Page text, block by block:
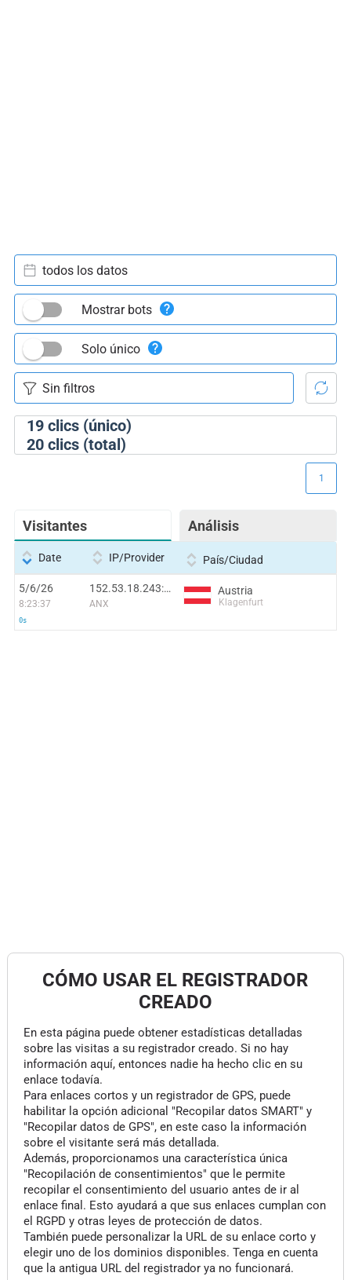
19clics (único)
20clics (total)
todos los datos
Mostrar bots
Solo único
Visitantes Análisis
1
Date IP/Provider País/Ciudad
5/6/26
8:23:37
0s
152.53.18.243:37476
ANX
Austria
Klagenfurt
CÓMO USAR EL REGISTRADOR
CREADO
En esta página puede obtener estadísticas detalladas
sobre las visitas a su registrador creado. Si no hay
información aquí, entonces nadie ha hecho clic en su
enlace todavía.
Para enlaces cortos y un registrador de GPS, puede
habilitar la opción adicional "Recopilar datos SMART" y
"Recopilar datos de GPS", en este caso la información
sobre el visitante será más detallada.
Además, proporcionamos una característica única
"Recopilación de consentimientos" que le permite
recopilar el consentimiento del usuario antes de ir al
enlace final. Esto ayudará a que sus enlaces cumplan con
el RGPD y otras leyes de protección de datos.
También puede personalizar la URL de su enlace corto y
elegir uno de los dominios disponibles. Tenga en cuenta
que la antigua URL del registrador ya no funcionará.